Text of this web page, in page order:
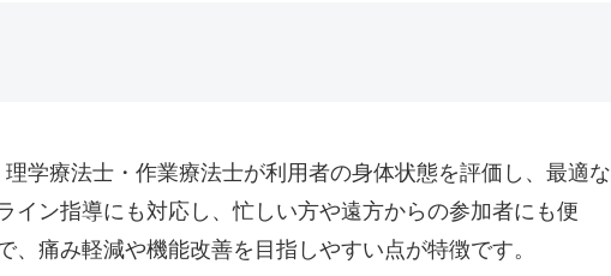
学療法士・作業療法士が利用者の身体状態を評価し、最適な
イン指導にも対応し、忙しい方や遠方からの参加者にも便
痛み軽減や機能改善を目指しやすい点が特徴です。